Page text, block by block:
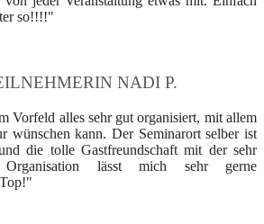
so!!!!"
NADI P.
Vorfeld alles sehr gut organisiert, mit allem
wünschen kann. Der Seminarort selber ist
die tolle Gastfreundschaft mit der sehr
Organisation lässt mich sehr gerne